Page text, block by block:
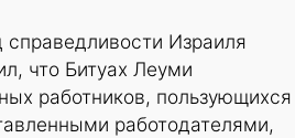
Израиля
что Битуах Леуми
работников, пользующихся
работодателями,